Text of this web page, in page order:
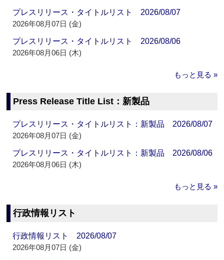
プレスリリース・タイトルリスト 2026/08/07
2026年08月07日 (金)
プレスリリース・タイトルリスト 2026/08/06
2026年08月06日 (木)
もっと見る »
Press Release Title List：新製品
プレスリリース・タイトルリスト：新製品 2026/08/07
2026年08月07日 (金)
プレスリリース・タイトルリスト：新製品 2026/08/06
2026年08月06日 (木)
もっと見る »
行政情報リスト
行政情報リスト 2026/08/07
2026年08月07日 (金)